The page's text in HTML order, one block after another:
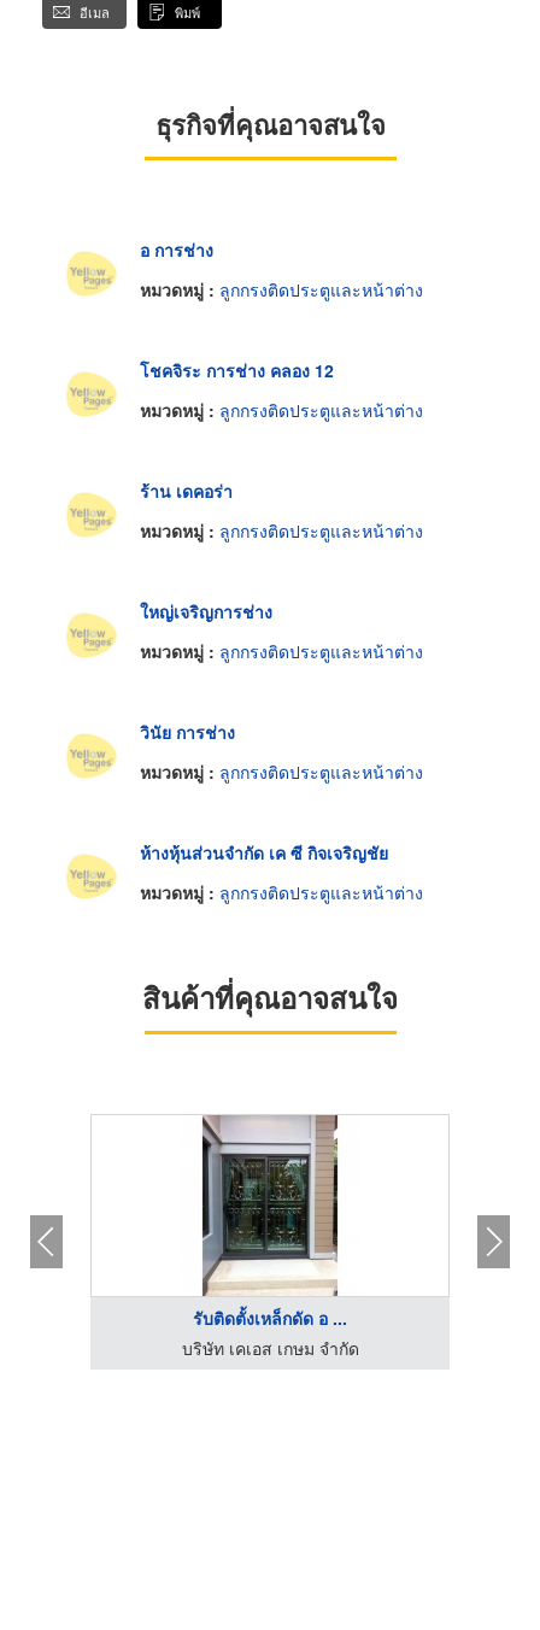
อีเมล พิมพ์
ธุรกิจที่คุณอาจสนใจ
อ การช่าง
หมวดหมู่ : ลูกกรงติดประตูและหน้าต่าง
โชคจิระ การช่าง คลอง 12
หมวดหมู่ : ลูกกรงติดประตูและหน้าต่าง
ร้าน เดคอร่า
หมวดหมู่ : ลูกกรงติดประตูและหน้าต่าง
ใหญ่เจริญการช่าง
หมวดหมู่ : ลูกกรงติดประตูและหน้าต่าง
วินัย การช่าง
หมวดหมู่ : ลูกกรงติดประตูและหน้าต่าง
ห้างหุ้นส่วนจำกัด เค ซี กิจเจริญชัย
หมวดหมู่ : ลูกกรงติดประตูและหน้าต่าง
สินค้าที่คุณอาจสนใจ
รับติดตั้งเหล็กดัด อ ...
บริษัท เคเอส เกษม จำกัด